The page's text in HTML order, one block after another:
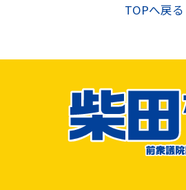
プライバシーポリシー
TOPへ戻る